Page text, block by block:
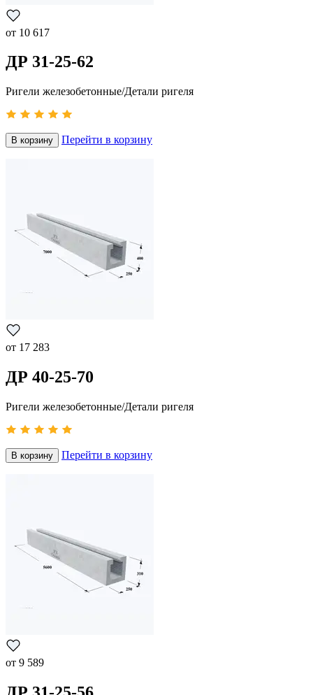
от 10 617
ДР 31-25-62
Ригели железобетонные/Детали ригеля
В корзину Перейти в корзину
от 17 283
ДР 40-25-70
Ригели железобетонные/Детали ригеля
В корзину Перейти в корзину
от 9 589